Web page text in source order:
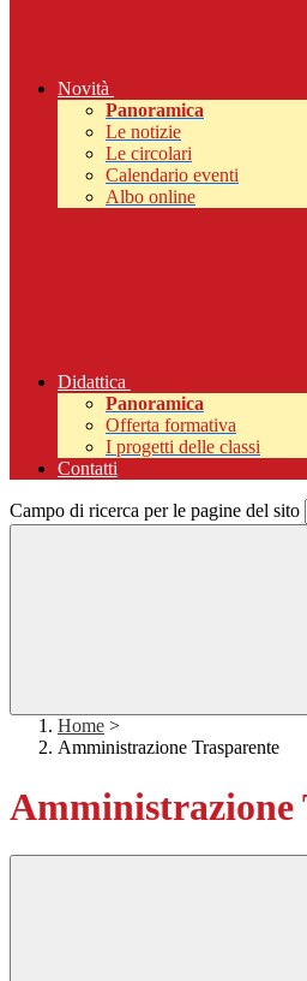
Novità
Panoramica
Le notizie
Le circolari
Calendario eventi
Albo online
Didattica
Panoramica
Offerta formativa
I progetti delle classi
Contatti
Campo di ricerca per le pagine del sito
Home >
Amministrazione Trasparente
Amministrazione